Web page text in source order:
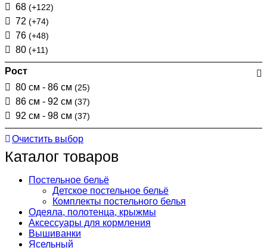
68 (+122)
72 (+74)
76 (+48)
80 (+11)
Рост
80 см - 86 см (25)
86 см - 92 см (37)
92 см - 98 см (37)
Очистить выбор
Каталог товаров
Постельное бельё
Детское постельное бельё
Комплекты постельного белья
Одеяла, полотенца, крыжмы
Аксессуары для кормления
Вышиванки
Ясельный